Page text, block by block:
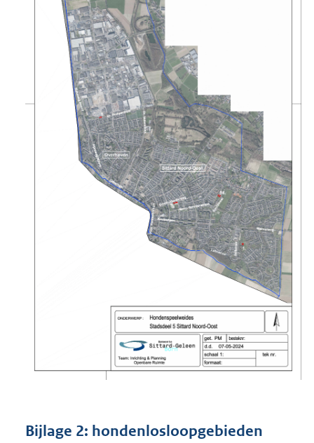
Bijlage 2: hondenlosloopgebieden